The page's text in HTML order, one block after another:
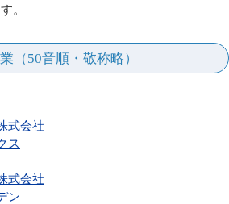
。
（50音順・敬称略）
式会社
ス
式会社
ン